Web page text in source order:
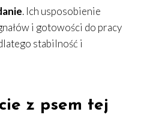
. Ich usposobienie
i gotowości do pracy
stabilność i
z psem tej